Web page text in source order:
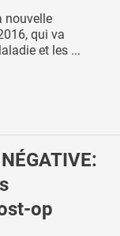
nouvelle
qui va
et les ...
op